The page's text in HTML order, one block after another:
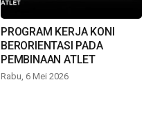
PROGRAM KERJA KONI
BERORIENTASI PADA
PEMBINAAN ATLET
Rabu, 6 Mei 2026